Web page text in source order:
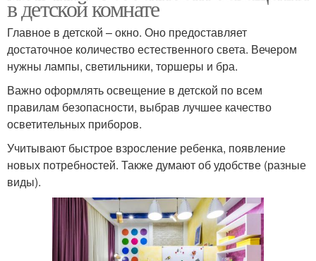
в детской комнате
Главное в детской – окно. Оно предоставляет
достаточное количество естественного света. Вечером
нужны лампы, светильники, торшеры и бра.
Важно оформлять освещение в детской по всем
правилам безопасности, выбрав лучшее качество
осветительных приборов.
Учитывают быстрое взросление ребенка, появление
новых потребностей. Также думают об удобстве (разные
виды).